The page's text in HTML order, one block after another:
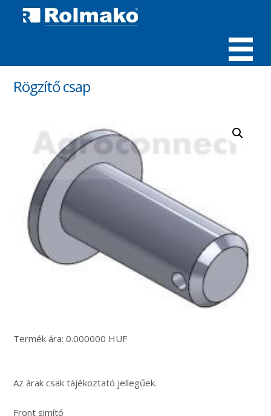
MENÜ
Rögzítő csap
Termék ára: 0.000000 HUF
Az árak csak tájékoztató jellegűek.
Front simító